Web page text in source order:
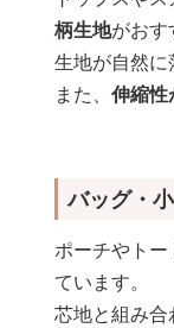
柄生地がおす
生地が自然に
また、 伸縮性
バッグ・
ポーチやト
ています。
芯地と組み合